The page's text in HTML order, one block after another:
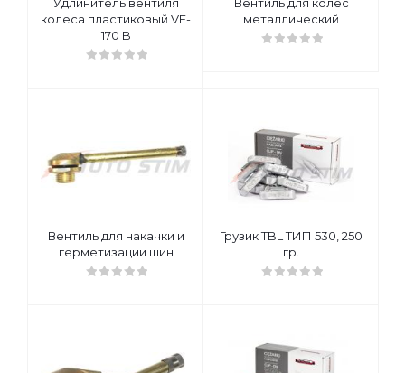
колеса пластиковый VE-
170 B
металлический
Вентиль для накачки и
герметизации шин
Грузик TBL ТИП 530, 250
гр.